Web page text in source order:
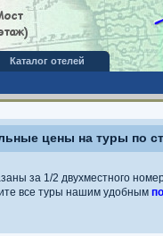
Каталог отелей
цены на туры по
за 1/2 двухместного
все туры нашим удобным